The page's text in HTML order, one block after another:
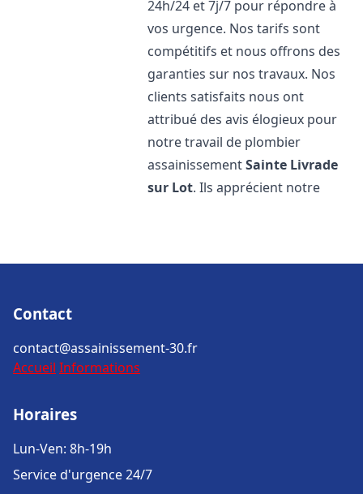
24h/24 et 7j/7 pour répondre à
vos urgence. Nos tarifs sont
compétitifs et nous offrons des
garanties sur nos travaux. Nos
clients satisfaits nous ont
attribué des avis élogieux pour
notre travail de plombier
assainissementSainte Livrade
sur Lot. Ils apprécient notre
Contact
contact@assainissement-30.fr
Accueil Informations
Horaires
Lun-Ven: 8h-19h
Service d'urgence 24/7